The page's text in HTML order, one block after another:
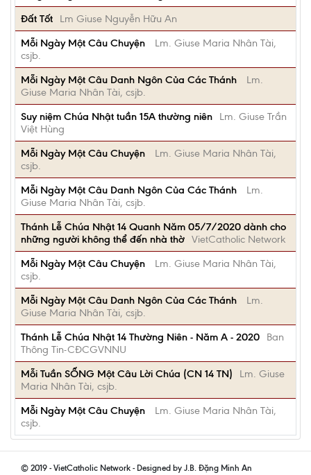
Đất Tốt
Lm Giuse Nguyễn Hữu An
Mỗi Ngày Một Câu Chuyện
Lm. Giuse Maria Nhân Tài,
csjb.
Mỗi Ngày Một Câu Danh Ngôn Của Các Thánh
Lm.
Giuse Maria Nhân Tài, csjb.
Suy niệm Chúa Nhật tuần 15A thường niên
Lm. Giuse Trần
Việt Hùng
Mỗi Ngày Một Câu Chuyện
Lm. Giuse Maria Nhân Tài,
csjb.
Mỗi Ngày Một Câu Danh Ngôn Của Các Thánh
Lm.
Giuse Maria Nhân Tài, csjb.
Thánh Lễ Chúa Nhật 14 Quanh Năm 05/7/2020 dành cho
những người không thể đến nhà thờ VietCatholic Network
Mỗi Ngày Một Câu Chuyện
Lm. Giuse Maria Nhân Tài,
csjb.
Mỗi Ngày Một Câu Danh Ngôn Của Các Thánh
Lm.
Giuse Maria Nhân Tài, csjb.
Thánh Lễ Chúa Nhật 14 Thường Niên - Năm A - 2020
Ban
Thông Tin-CĐCGVNNU
Mỗi Tuần SỐNG Một Câu Lời Chúa (CN 14 TN)
Lm. Giuse
Maria Nhân Tài, csjb.
Mỗi Ngày Một Câu Chuyện
Lm. Giuse Maria Nhân Tài,
csjb.
© 2019 - VietCatholic Network - Designed by J.B. Đặng Minh An